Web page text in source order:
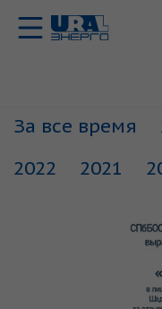
За все время
2022
2021